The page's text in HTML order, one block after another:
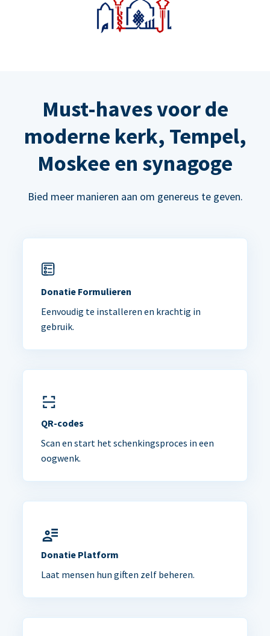
Must-haves voor de
moderne kerk, Tempel,
Moskee en synagoge
Bied meer manieren aan om genereus te geven.
Donatie Formulieren
Eenvoudig te installeren en krachtig in
gebruik.
QR-codes
Scan en start het schenkingsproces in een
oogwenk.
Donatie Platform
Laat mensen hun giften zelf beheren.